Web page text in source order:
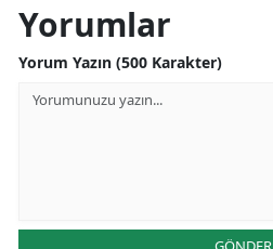
Yorumlar
Yorum Yazın (500 Karakter)